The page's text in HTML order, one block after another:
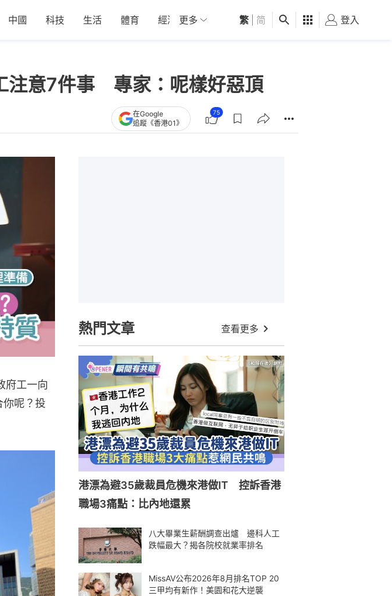
中國 科技 生活 體育 經濟 01深圳 觀點 健康 好食玩飛
更多 繁 简 登入
注意7件事 專家：呢樣好惡頂
在Google
追蹤《香港01》
75
府工一向
你呢？投
熱門文章 查看更多
港漂為避35歲裁員危機來港做IT 控訴香港
職場3痛點：比內地還累
八大畢業生薪酬調查出爐 邊科人工
跌幅最大？揭各院校就業率排名
MissAV公布2026年8月排名TOP 20
三甲均有新作！美園和花大逆襲